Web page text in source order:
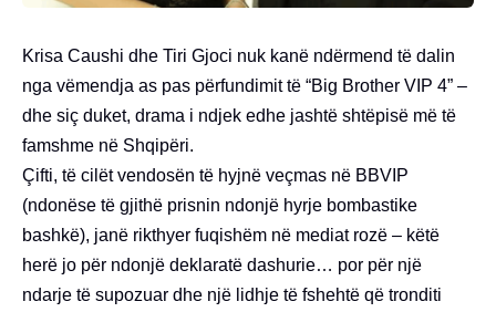
Krisa Caushi dhe Tiri Gjoci nuk kanë ndërmend të dalin
nga vëmendja as pas përfundimit të “Big Brother VIP 4” –
dhe siç duket, drama i ndjek edhe jashtë shtëpisë më të
famshme në Shqipëri.
Çifti, të cilët vendosën të hyjnë veçmas në BBVIP
(ndonëse të gjithë prisnin ndonjë hyrje bombastike
bashkë), janë rikthyer fuqishëm në mediat rozë – këtë
herë jo për ndonjë deklaratë dashurie… por për një
ndarje të supozuar dhe një lidhje të fshehtë që tronditi